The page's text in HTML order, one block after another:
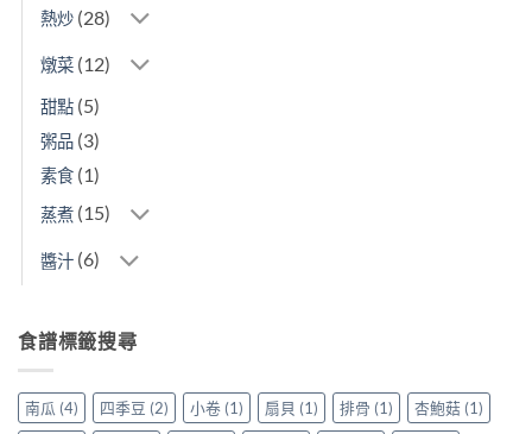
熱炒 (28)
燉菜 (12)
甜點 (5)
粥品 (3)
素食 (1)
蒸煮 (15)
醬汁 (6)
食譜標籤搜尋
南瓜 (4) 四季豆 (2) 小卷 (1) 扇貝 (1) 排骨 (1) 杏鮑菇 (1)